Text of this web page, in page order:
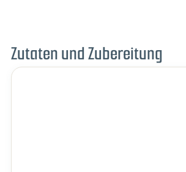
Zutaten und Zubereitung